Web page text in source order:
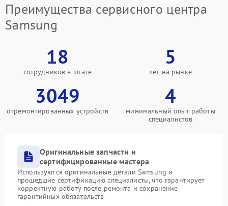
Преимущества сервисного центра
Samsung
18
сотрудников в штате
5
лет на рынке
3049
отремонтированных устройств
4
минимальный опыт работы
специалистов
Оригинальные запчасти и
сертифицированные мастера
Используются оригинальные детали Samsung и
прошедшие сертификацию специалисты, что гарантирует
корректную работу после ремонта и сохранение
гарантийных обязательств